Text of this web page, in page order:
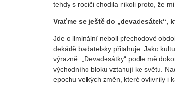
tehdy s rodiči chodila nikoli proto, že
Vraťme se ještě do „devadesátek“,
Jde o liminální neboli přechodové
dekádě badatelsky přitahuje. Jako
výrazně. „Devadesátky“ podle mě
východního bloku vztahují ke světu.
epochu velkých změn, které ovlivnily i